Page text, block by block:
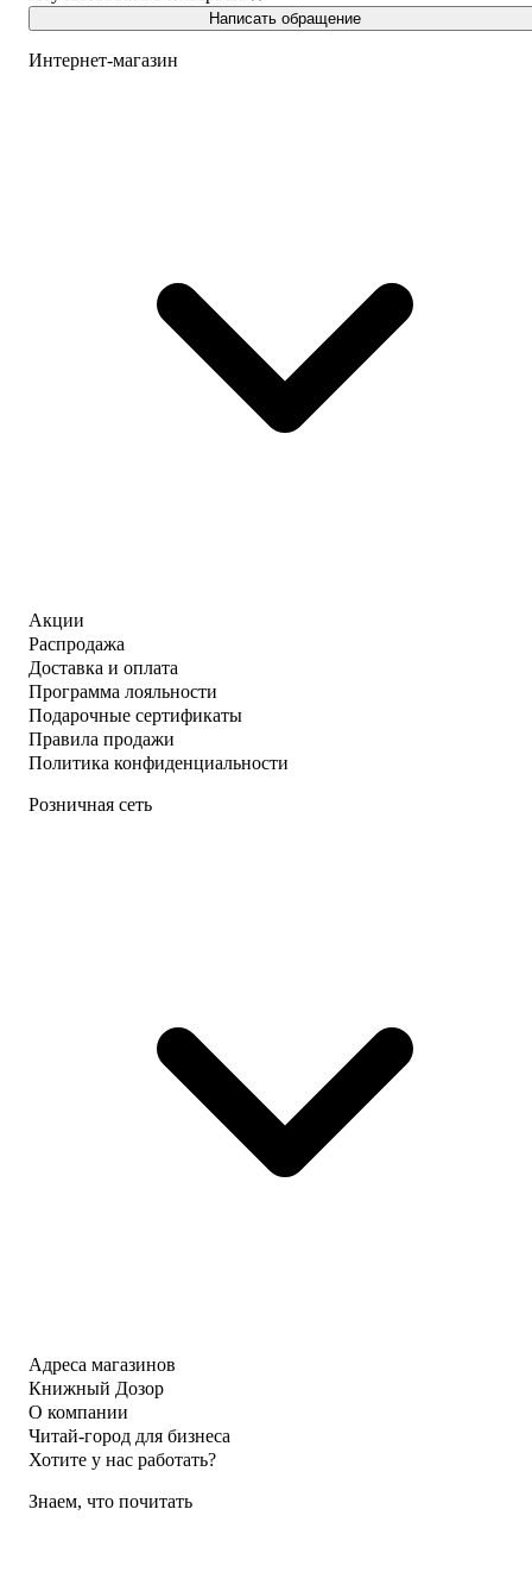
Написать обращение
Интернет-магазин
Акции
Распродажа
Доставка и оплата
Программа лояльности
Подарочные сертификаты
Правила продажи
Политика конфиденциальности
Розничная сеть
Адреса магазинов
Книжный Дозор
О компании
Читай-город для бизнеса
Хотите у нас работать?
Знаем, что почитать